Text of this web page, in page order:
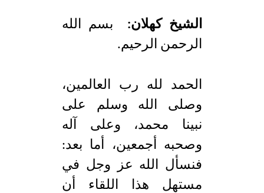
الشيخ كهلان:
بسم الله
الرحمن الرحيم.
الحمد لله رب العالمين،
وصلى الله وسلم على
نبينا محمد، وعلى آله
وصحبه أجمعين، أما بعد:
فنسأل الله عز وجل في
مستهل هذا اللقاء أن